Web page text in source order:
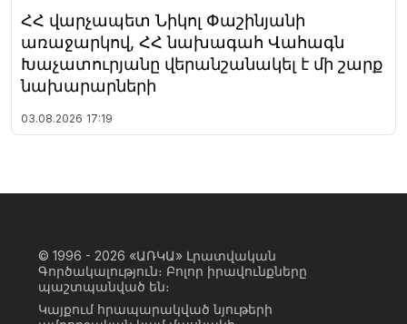
ՀՀ վարչապետ Նիկոլ Փաշինյանի
առաջարկով, ՀՀ նախագահ Վահագն
Խաչատուրյանը վերանշանակել է մի շարք
նախարարների
03.08.2026 17:19
© 1996 - 2026 «ԱՌԿԱ» Լրատվական
Գործակալություն։ Բոլոր իրավունքները
պաշտպանված են։
Կայքում հրապարակված նյութերի